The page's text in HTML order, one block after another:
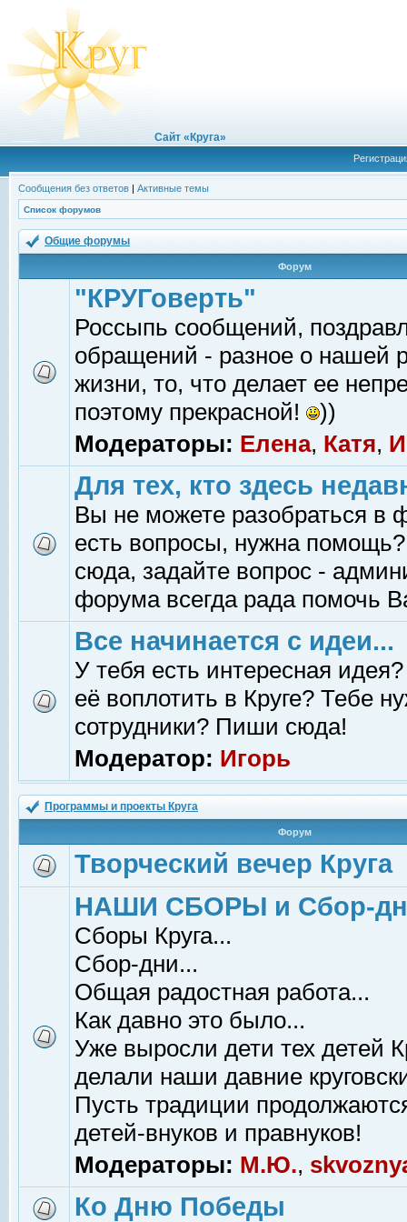
Сайт «Круга»
Сообщения без ответов | Активные темы
Список форумов
Общие форумы
Форум
"КРУГоверть"
Россыпь сообщений,
обращений - разное о нашей
жизни, то, что делает ее
поэтому прекрасной!
))
Модераторы: Елена, Катя,
Для тех, кто здесь
Вы не можете разобраться в
есть вопросы, нужна помощь?
сюда, задайте вопрос -
форума всегда рада помочь
Все начинается с идеи...
У тебя есть интересная
её воплотить в Круге? Тебе
сотрудники? Пиши сюда!
Модератор: Игорь
Программы и проекты Круга
Форум
Творческий вечер Круга
НАШИ СБОРЫ и Сбор-
Сборы Круга...
Сбор-дни...
Общая радостная работа...
Как давно это было...
Уже выросли дети тех детей
делали наши давние
Пусть традиции
детей-внуков и правнуков!
Модераторы: М.Ю.,
Ко Дню Победы